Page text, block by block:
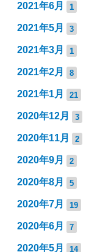
2021年6月 1
2021年5月 3
2021年3月 1
2021年2月 8
2021年1月 21
2020年12月 3
2020年11月 2
2020年9月 2
2020年8月 5
2020年7月 19
2020年6月 7
2020年5月 14